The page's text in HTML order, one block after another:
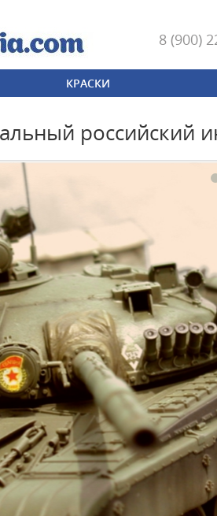
8 (900)
КРАСКИ
российский